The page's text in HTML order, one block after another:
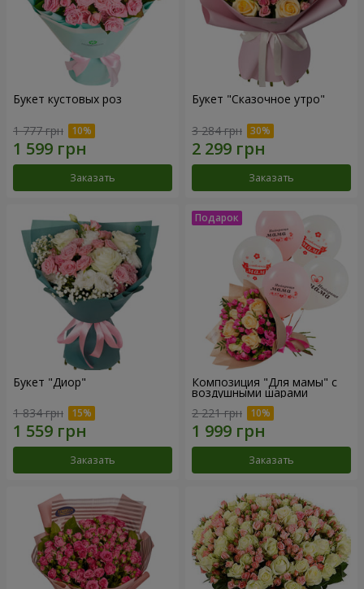
Букет кустовых роз
1 777 грн
Заказать
Букет "Сказочное утро"
3 284 грн
Заказать
Букет "Диор"
1 834 грн
Заказать
Композиция "Для мамы" с
воздушными шарами
2 221 грн
Заказать